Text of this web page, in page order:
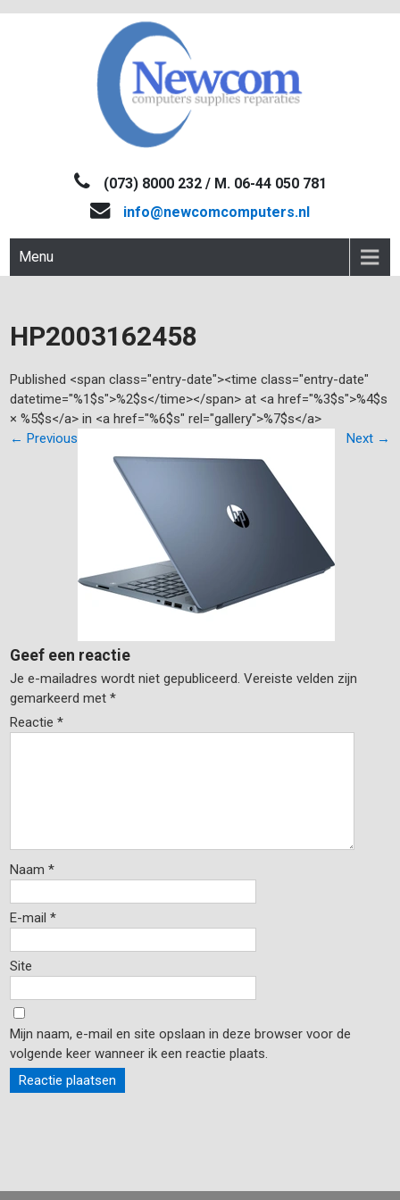
NEWCOM(073) 8000 232 / M. 06-44 050 781
info@newcomcomputers.nl
Menu
HP2003162458
Published <span class="entry-date"><time class="entry-date"
datetime="%1$s">%2$s</time></span> at <a href="%3$s">%4$s
× %5$s</a> in <a href="%6$s" rel="gallery">%7$s</a>
← Previous Next →
Geef een reactie
Je e-mailadres wordt niet gepubliceerd. Vereiste velden zijn
gemarkeerd met*
Reactie*
Naam*
E-mail*
Site
Mijn naam, e-mail en site opslaan in deze browser voor de
volgende keer wanneer ik een reactie plaats.